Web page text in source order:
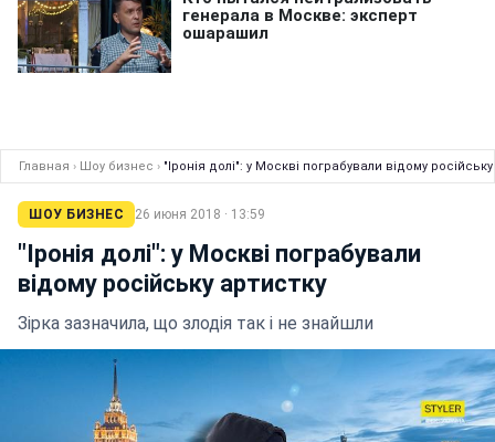
Главная › Шоу бизнес › "Іронія долі": у Москві пограбували відому
ШОУ БИЗНЕС 26 июня 2018 · 13:59
"Іронія долі": у Москві пограбували
відому російську артистку
Зірка зазначила, що злодія так і не знайшли